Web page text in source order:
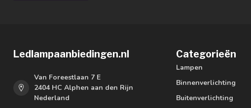
Ledlampaanbiedingen.nl
Van Foreestlaan 7 E
2404 HC Alphen aan den Rijn
Nederland
Categorieën
Lampen
Binnenverlichting
Buitenverlichting